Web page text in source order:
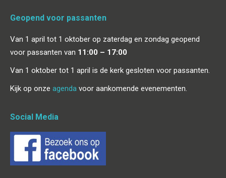
Geopend voor passanten
Van 1 april tot 1 oktober op zaterdag en zondag geopend
voor passanten van 11:00 – 17:00
Van 1 oktober tot 1 april is de kerk gesloten voor passanten.
Kijk op onze agenda voor aankomende evenementen.
Social Media